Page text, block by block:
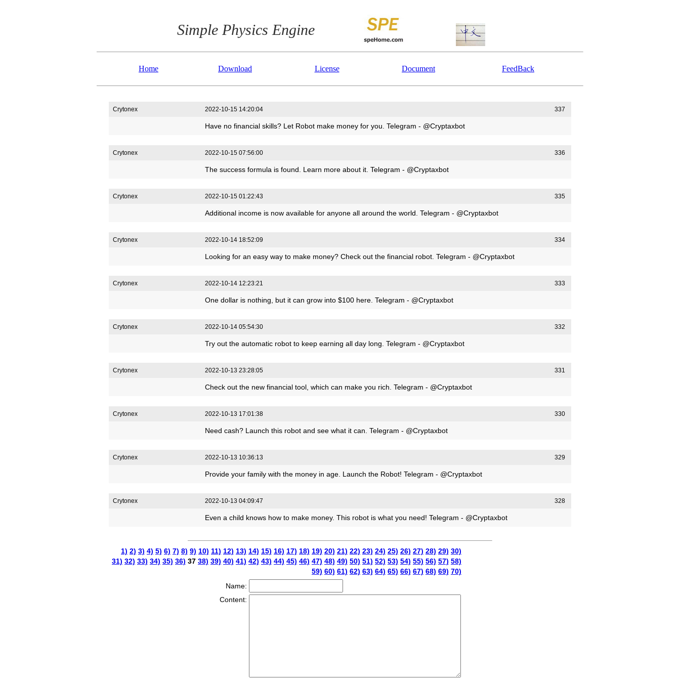
Simple Physics Engine
Home Download License Document FeedBack
Crytonex 2022-10-15 14:20:04 337
Have no financial skills? Let Robot make money for you. Telegram - @Cryptaxbot
Crytonex 2022-10-15 07:56:00 336
The success formula is found. Learn more about it. Telegram - @Cryptaxbot
Crytonex 2022-10-15 01:22:43 335
Additional income is now available for anyone all around the world. Telegram - @Cryptaxbot
Crytonex 2022-10-14 18:52:09 334
Looking for an easy way to make money? Check out the financial robot. Telegram - @Cryptaxbot
Crytonex 2022-10-14 12:23:21 333
One dollar is nothing, but it can grow into $100 here. Telegram - @Cryptaxbot
Crytonex 2022-10-14 05:54:30 332
Try out the automatic robot to keep earning all day long. Telegram - @Cryptaxbot
Crytonex 2022-10-13 23:28:05 331
Check out the new financial tool, which can make you rich. Telegram - @Cryptaxbot
Crytonex 2022-10-13 17:01:38 330
Need cash? Launch this robot and see what it can. Telegram - @Cryptaxbot
Crytonex 2022-10-13 10:36:13 329
Provide your family with the money in age. Launch the Robot! Telegram - @Cryptaxbot
Crytonex 2022-10-13 04:09:47 328
Even a child knows how to make money. This robot is what you need! Telegram - @Cryptaxbot
1) 2) 3) 4) 5) 6) 7) 8) 9) 10) 11) 12) 13) 14) 15) 16) 17) 18) 19) 20) 21) 22) 23) 24) 25) 26) 27) 28) 29) 30)
31) 32) 33) 34) 35) 36) 37 38) 39) 40) 41) 42) 43) 44) 45) 46) 47) 48) 49) 50) 51) 52) 53) 54) 55) 56) 57) 58)
59) 60) 61) 62) 63) 64) 65) 66) 67) 68) 69) 70)
Name:
Content: